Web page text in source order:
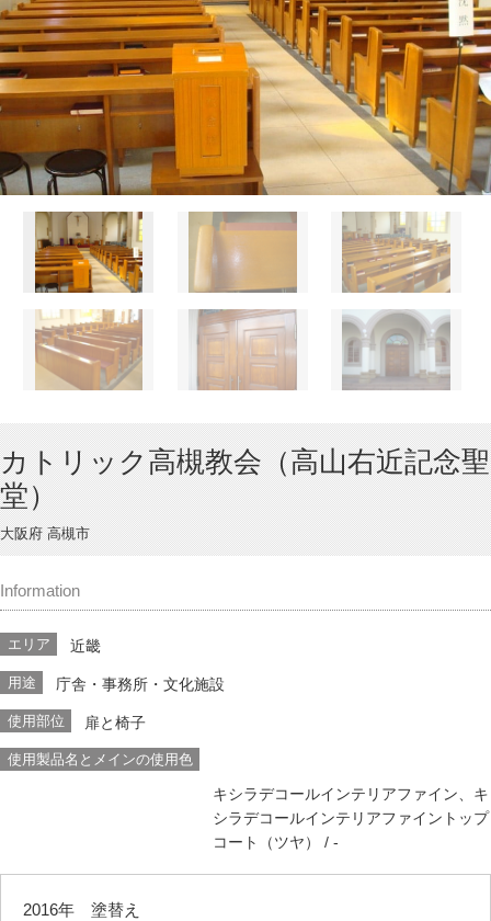
カトリック高槻教会（高山右近記念聖
堂）
大阪府 高槻市
Information
エリア 近畿
用途 庁舎・事務所・文化施設
使用部位 扉と椅子
使用製品名とメインの使用色
キシラデコールインテリアファイン、キ
シラデコールインテリアファイントップ
コート（ツヤ） / -
2016年 塗替え